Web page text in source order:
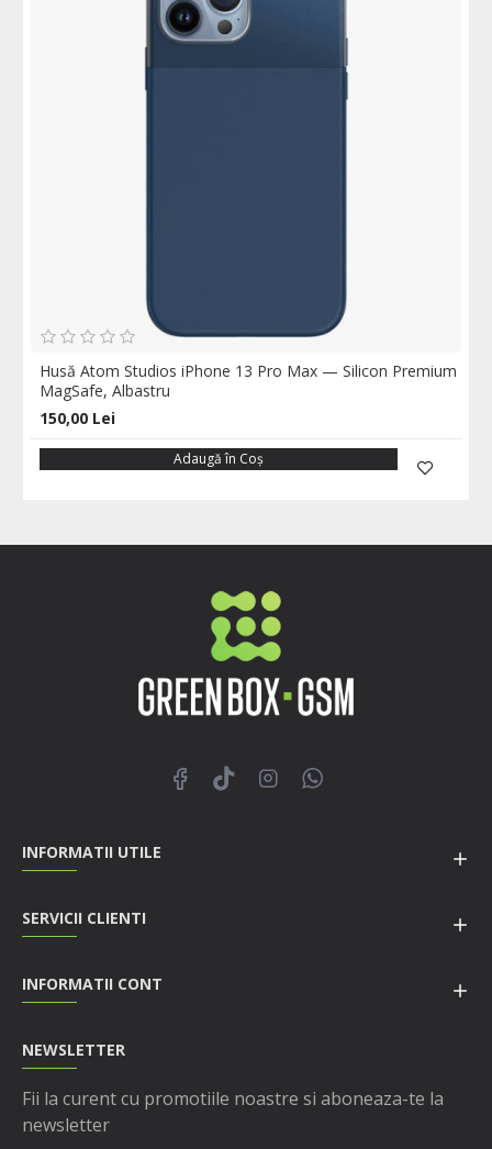
Husă Atom Studios iPhone 13 Pro Max — Silicon Premium
MagSafe, Albastru
150,00 Lei
Adaugă în Coş
INFORMATII UTILE
SERVICII CLIENTI
INFORMATII CONT
NEWSLETTER
Fii la curent cu promotiile noastre si aboneaza-te la
newsletter